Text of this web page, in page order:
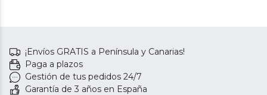
¡Envíos GRATIS a Península y Canarias!
Paga a plazos
Gestión de tus pedidos 24/7
Garantía de 3 años en España